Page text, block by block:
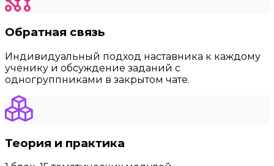
Обратная связь
Индивидуальный подход наставника к каждому
ученику и обсуждение заданий с
одногруппниками в закрытом чате.
Теория и практика